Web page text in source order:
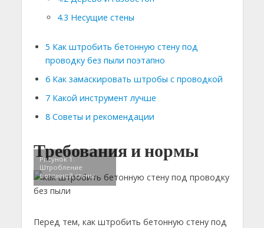
4.3 Несущие стены
5 Как штробить бетонную стену под
проводку без пыли поэтапно
6Как замаскировать штробы с проводкой
7Какой инструмент лучше
8Советы и рекомендации
Требования и нормы
Рисунок 1.
Штробление
бетонной стены
Перед тем, как штробить бетонную стену под